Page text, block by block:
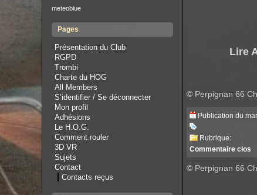
meteoblue
Pages
Présentation du Club
RGPD
Trombi
Charte du HOG
All Members
S’identifier / Se déconnecter
Mon profil
Adhésions
Le H.O.G.
Comment rouler
3D VR
Sujets
Contact
Contacts reçus
© Perpignan 66
Publication du
Rubrique:
Commentaire clos
© Perpignan 66